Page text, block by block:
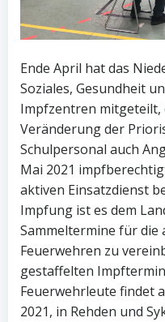
Ende April hat das
Soziales, Gesundheit
Impfzentren mitgeteilt,
Veränderung der
Schulpersonal auch
Mai 2021
aktiven Einsatzdienst
Impfung ist es dem
Sammeltermine für
Feuerwehren zu
gestaffelten
Feuerwehrleute findet
2021, in Rehden und